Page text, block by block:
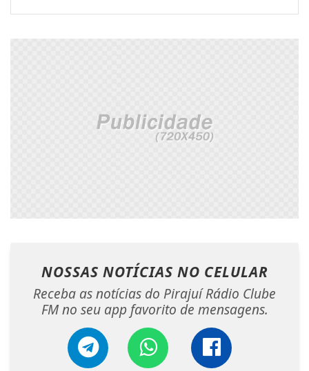
NOSSAS NOTÍCIAS NO CELULAR
Receba as notícias do Pirajuí Rádio Clube
FM no seu app favorito de mensagens.